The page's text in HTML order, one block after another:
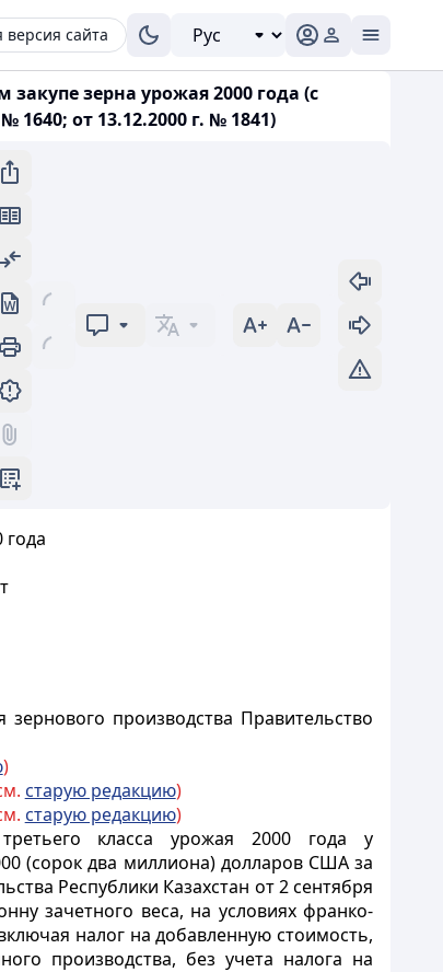
версия сайта
зерна урожая 2000 года (с
от 13.12.2000 г. № 1841)
года
производства Правительство
)
старую редакцию)
старую редакцию)
класса урожая 2000 года у
(сорок два миллиона) долларов США за
Республики Казахстан от 2 сентября
зачетного веса, на условиях франко-
налог на добавленную стоимость,
производства, без учета налога на